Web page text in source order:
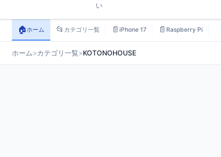
い
🏠ホーム 📂 カテゴリ一覧 📄 iPhone 17 📄 Raspberry Pi
ホーム>カテゴリ一覧>KOTONOHOUSE